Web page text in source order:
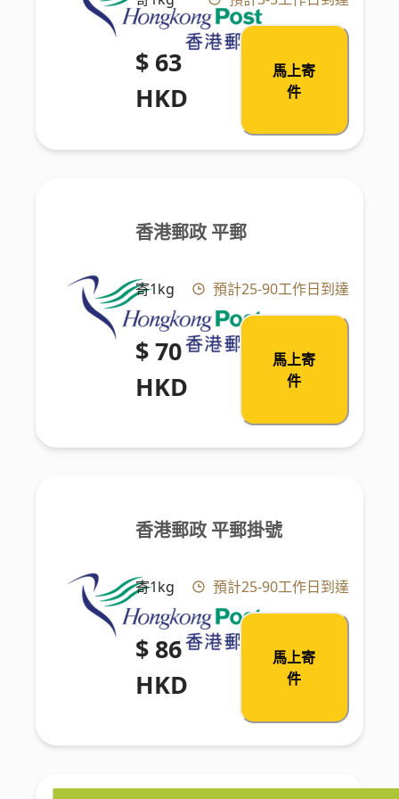
$ 63
HKD
馬上寄
件
香港郵政 平郵
寄1kg 預計25-90工作日到達
$ 70
HKD
馬上寄
件
香港郵政 平郵掛號
寄1kg 預計25-90工作日到達
$ 86
HKD
馬上寄
件